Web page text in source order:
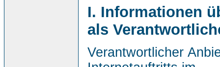
I. Informationen
als
Verantwortlicher